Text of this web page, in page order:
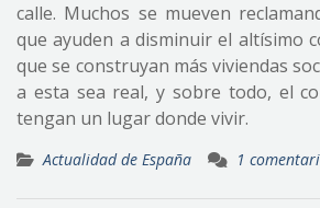
calle. Muchos se mueven
que ayuden a disminuir el altísimo
que se construyan más viviendas
a esta sea real, y sobre todo, el
tengan un lugar donde vivir.
Actualidad de España 1